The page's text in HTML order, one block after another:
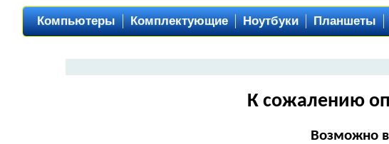
Компьютеры Комплектующие Ноутбуки Планшеты
К сожалению
Возможно